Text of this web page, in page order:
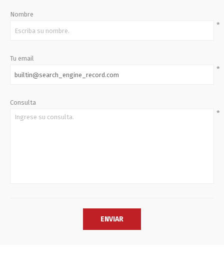
Nombre
*
Tu email
*
Consulta
*